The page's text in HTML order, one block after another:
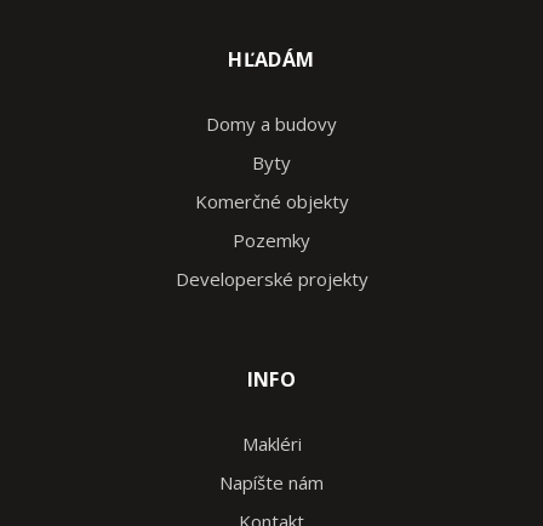
HĽADÁM
Domy a budovy
Byty
Komerčné objekty
Pozemky
Developerské projekty
INFO
Makléri
Napíšte nám
Kontakt